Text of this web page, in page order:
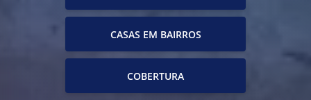
CASAS EM BAIRROS
COBERTURA